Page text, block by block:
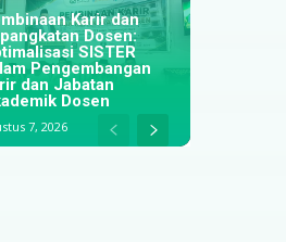
Perkuat
Kualitas
Tridharma;
IAIM
Samarinda
Karir dan
Dosen:
SISTER
Pengembangan
dan Jabatan
Dosen
7, 2026